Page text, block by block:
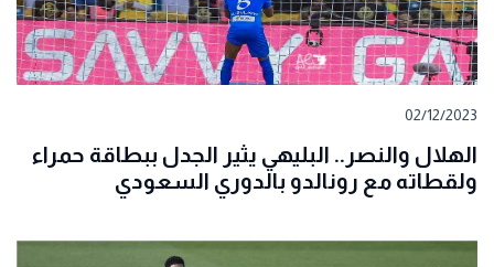
02/12/2023
الهلال والنصر.. البليهي يثير الجدل ببطاقة حمراء
ولقطاته مع رونالدو بالدوري السعودي